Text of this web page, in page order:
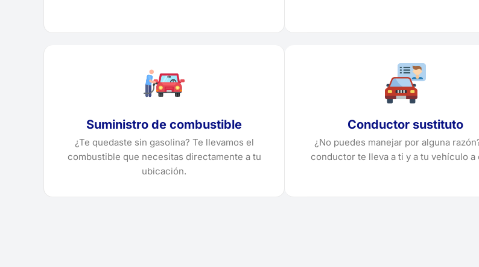
Suministro de combustible
¿Te quedaste sin gasolina? Te llevamos el
combustible que necesitas directamente a tu
ubicación.
Conductor sustituto
¿No puedes manejar por alguna
conductor te lleva a ti y a tu vehículo a